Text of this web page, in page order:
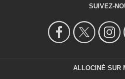
SUIVEZ-
ALLOCINÉ SUR